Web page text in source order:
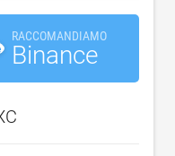
RACCOMANDIAMO
Binance